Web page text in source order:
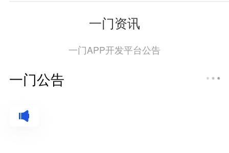
一门资讯
一门APP开发平台公告
一门公告